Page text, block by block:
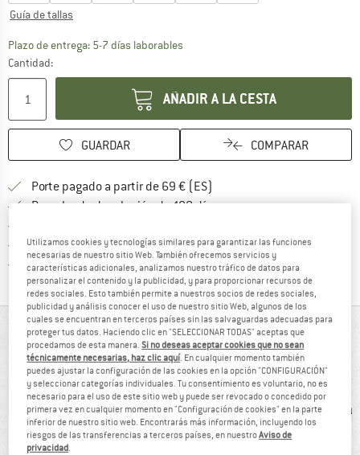
Guía de tallas
Plazo de entrega: 5-7 días laborablesEl enlace se abre en una ventana
Cantidad:
AÑADIR A LA CESTA
GUARDAR COMPARAR
Porte pagado a partir de 69 € (ES)
Derecho de devolución de 100 días
Todos los artículos se encuentran en almacén
Protección del comprador de Trusted Shops¡toda la
DE UN VISTAZO
Camiseta de lana merina clásica para hombre
Utilizamos cookies y tecnologías similares para garantizar las funciones
necesarias de nuestro sitio Web. También ofrecemos servicios y
características adicionales, analizamos nuestro tráfico de datos para
personalizar el contenido y la publicidad, y para proporcionar recursos de
redes sociales. Esto también permite a nuestros socios de redes sociales,
publicidad y análisis conocer el uso de nuestro sitio Web, algunos de los
cuales se encuentran en terceros países sin las salvaguardas adecuadas para
proteger tus datos. Haciendo clic en "SELECCIONAR TODAS" aceptas que
procedamos de esta manera.Si no deseas aceptar cookies que no sean
técnicamente necesarias, haz clic aquí. En cualquier momento también
puedes ajustar la configuración de las cookies en la opción "CONFIGURACIÓN"
y seleccionar categorías individuales. Tu consentimiento es voluntario, no es
necesario para el uso de este sitio web y puede ser revocado o concedido por
primera vez en cualquier momento en "Configuración de cookies" en la parte
inferior de nuestro sitio web. Encontrarás más información, incluyendo los
riesgos de las transferencias a terceros países, en nuestroAviso de
privacidad.